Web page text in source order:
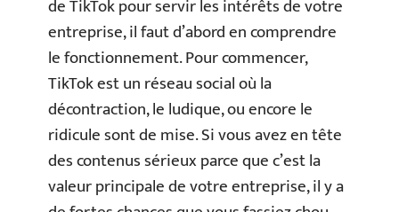
de TikTok pour servir les intérêts de votre
entreprise, il faut d’abord en comprendre
le fonctionnement. Pour commencer,
TikTok est un réseau social où la
décontraction, le ludique, ou encore le
ridicule sont de mise. Si vous avez en tête
des contenus sérieux parce que c’est la
valeur principale de votre entreprise, il y a